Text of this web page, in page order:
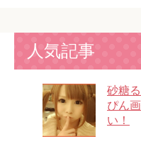
人気記事
砂糖
ぴん
い！